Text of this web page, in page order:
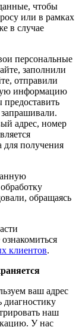
чтобы
или в рамках
в случае
персональные
заполнили
отправили
информацию
адрес, номер
для получения
обращаясь
клиентов.
ваш адрес
диагностику
наш
У нас